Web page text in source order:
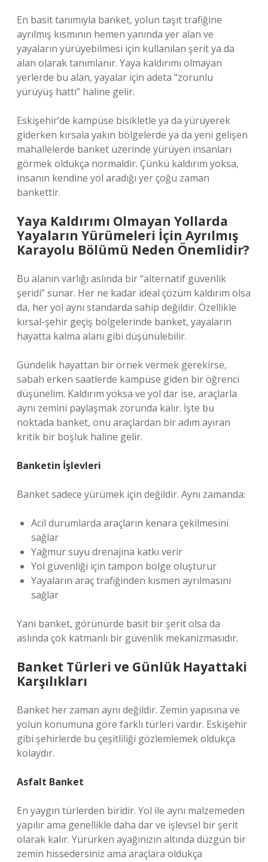
En basit tanımıyla banket, yolun taşıt trafiğine
ayrılmış kısmının hemen yanında yer alan ve
yayaların yürüyebilmesi için kullanılan şerit ya da
alan olarak tanımlanır. Yaya kaldırımı olmayan
yerlerde bu alan, yayalar için adeta “zorunlu
yürüyüş hattı” haline gelir.
Eskişehir’de kampüse bisikletle ya da yürüyerek
giderken kırsala yakın bölgelerde ya da yeni gelişen
mahallelerde banket üzerinde yürüyen insanları
görmek oldukça normaldir. Çünkü kaldırım yoksa,
insanın kendine yol aradığı yer çoğu zaman
bankettir.
Yaya Kaldırımı Olmayan Yollarda
Yayaların Yürümeleri İçin Ayrılmış
Karayolu Bölümü Neden Önemlidir?
Bu alanın varlığı aslında bir “alternatif güvenlik
şeridi” sunar. Her ne kadar ideal çözüm kaldırım olsa
da, her yol aynı standarda sahip değildir. Özellikle
kırsal-şehir geçiş bölgelerinde banket, yayaların
hayatta kalma alanı gibi düşünülebilir.
Gündelik hayattan bir örnek vermek gerekirse,
sabah erken saatlerde kampüse giden bir öğrenci
düşünelim. Kaldırım yoksa ve yol dar ise, araçlarla
aynı zemini paylaşmak zorunda kalır. İşte bu
noktada banket, onu araçlardan bir adım ayıran
kritik bir boşluk haline gelir.
Banketin İşlevleri
Banket sadece yürümek için değildir. Aynı zamanda:
Acil durumlarda araçların kenara çekilmesini
sağlar
Yağmur suyu drenajına katkı verir
Yol güvenliği için tampon bölge oluşturur
Yayaların araç trafiğinden kısmen ayrılmasını
sağlar
Yani banket, görünürde basit bir şerit olsa da
aslında çok katmanlı bir güvenlik mekanizmasıdır.
Banket Türleri ve Günlük Hayattaki
Karşılıkları
Banket her zaman aynı değildir. Zemin yapısına ve
yolun konumuna göre farklı türleri vardır. Eskişehir
gibi şehirlerde bu çeşitliliği gözlemlemek oldukça
kolaydır.
Asfalt Banket
En yaygın türlerden biridir. Yol ile aynı malzemeden
yapılır ama genellikle daha dar ve işlevsel bir şerit
olarak kalır. Yürürken ayağınızın altında düzgün bir
zemin hissedersiniz ama araçlara oldukça